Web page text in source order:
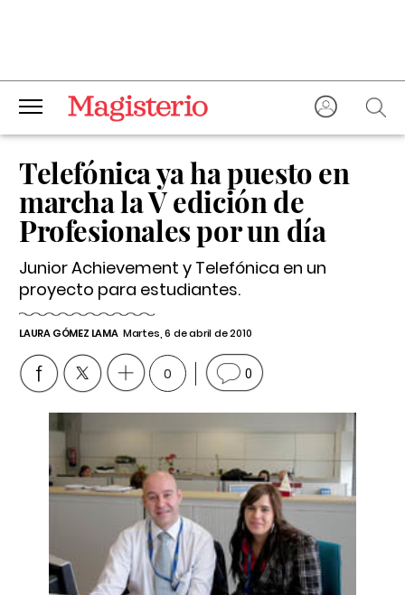
Telefónica ya ha puesto en
marcha la V edición de
Profesionales por un día
Junior Achievement y Telefónica en un
proyecto para estudiantes.
LAURA GÓMEZ LAMA Martes, 6 de abril de 2010
0 0